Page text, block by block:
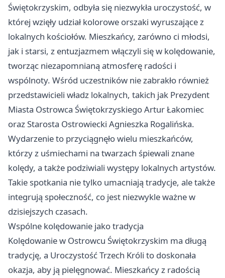
Świętokrzyskim, odbyła się niezwykła uroczystość, w
której wzięły udział kolorowe orszaki wyruszające z
lokalnych kościołów. Mieszkańcy, zarówno ci młodsi,
jak i starsi, z entuzjazmem włączyli się w kolędowanie,
tworząc niezapomnianą atmosferę radości i
wspólnoty. Wśród uczestników nie zabrakło również
przedstawicieli władz lokalnych, takich jak Prezydent
Miasta Ostrowca Świętokrzyskiego Artur Łakomiec
oraz Starosta Ostrowiecki Agnieszka Rogalińska.
Wydarzenie to przyciągnęło wielu mieszkańców,
którzy z uśmiechami na twarzach śpiewali znane
kolędy, a także podziwiali występy lokalnych artystów.
Takie spotkania nie tylko umacniają tradycje, ale także
integrują społeczność, co jest niezwykle ważne w
dzisiejszych czasach.
Wspólne kolędowanie jako tradycja
Kolędowanie w Ostrowcu Świętokrzyskim ma długą
tradycję, a Uroczystość Trzech Króli to doskonała
okazja, aby ją pielęgnować. Mieszkańcy z radością